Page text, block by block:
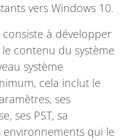
vers Windows 10.
à développer
contenu du système
système
cela inclut le
ses
ses PST, sa
environnements qui le